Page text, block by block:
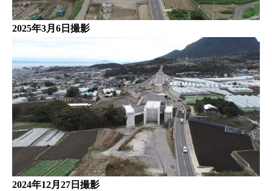
2025年3月6日撮影
2024年12月27日撮影